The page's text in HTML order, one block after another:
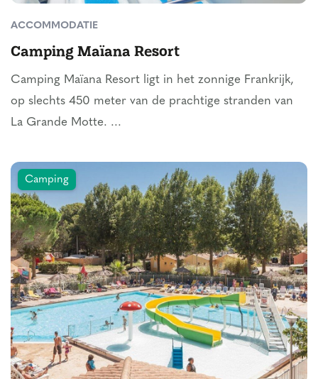
ACCOMMODATIE
Camping Maïana Resort
Camping Maïana Resort ligt in het zonnige Frankrijk,
op slechts 450 meter van de prachtige stranden van
La Grande Motte. ...
Camping